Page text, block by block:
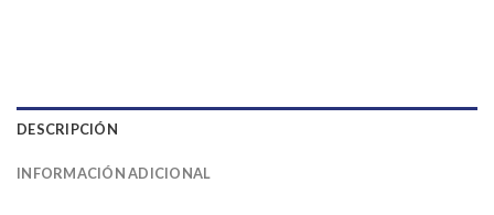
DESCRIPCIÓN
INFORMACIÓN ADICIONAL